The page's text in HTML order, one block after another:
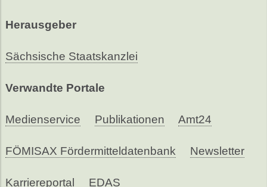
Herausgeber
Sächsische Staatskanzlei
Verwandte Portale
Medienservice Publikationen Amt24
FÖMISAX Fördermitteldatenbank Newsletter
Karriereportal EDAS